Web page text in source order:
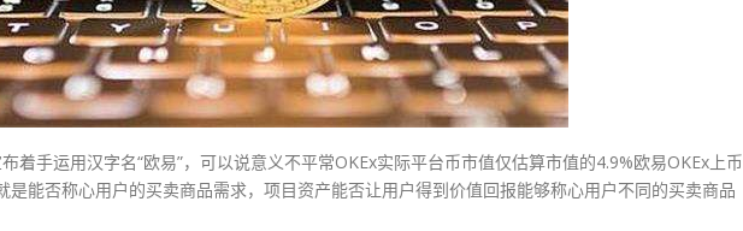
着手运用汉字名“欧易”，可以说意义不平常OKEx实际平台币市值仅估算市值的4.9%欧易OKEx上币
是能否称心用户的买卖商品需求，项目资产能否让用户得到价值回报能够称心用户不同的买卖商品